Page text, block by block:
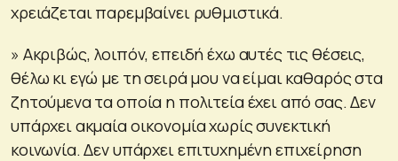
χρειάζεται παρεμβαίνει ρυθμιστικά.
» Ακριβώς, λοιπόν, επειδή έχω αυτές τις θέσεις,
θέλω κι εγώ με τη σειρά μου να είμαι καθαρός στα
ζητούμενα τα οποία η πολιτεία έχει από σας. Δεν
υπάρχει ακμαία οικονομία χωρίς συνεκτική
κοινωνία. Δεν υπάρχει επιτυχημένη επιχείρηση